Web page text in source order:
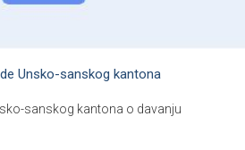
Unsko-sanskog kantona
sanskog kantona o davanju